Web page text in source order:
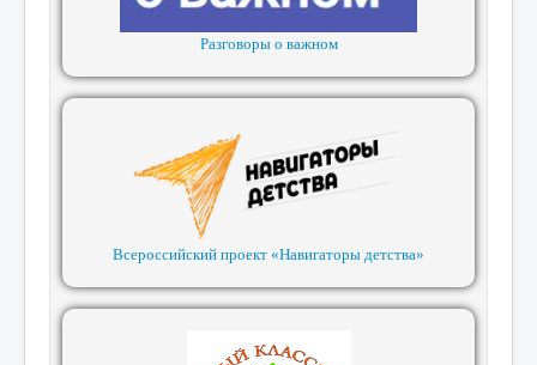
Разговоры о важном
Всероссийский проект «Навигаторы детства»